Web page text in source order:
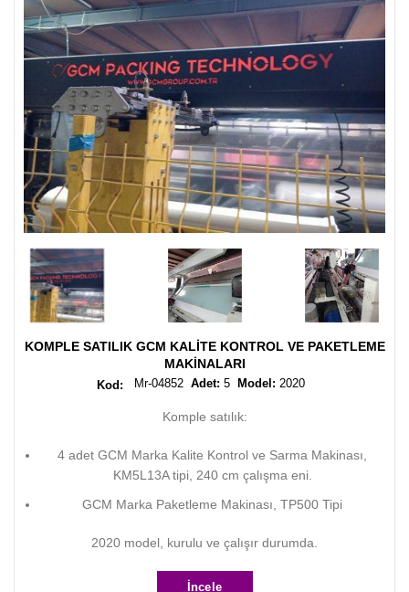
KOMPLE SATILIK GCM KALITE KONTROL VE PAKETLEME
MAKINALARI
Adet: 5 Model: 2020
Mr-04852
Komple satılık:
4 adet GCM Marka Kalite Kontrol ve Sarma Makinası,
KM5L13A tipi, 240 cm çalışma eni.
GCM Marka Paketleme Makinası, TP500 Tipi
2020 model, kurulu ve çalışır durumda.
İncele